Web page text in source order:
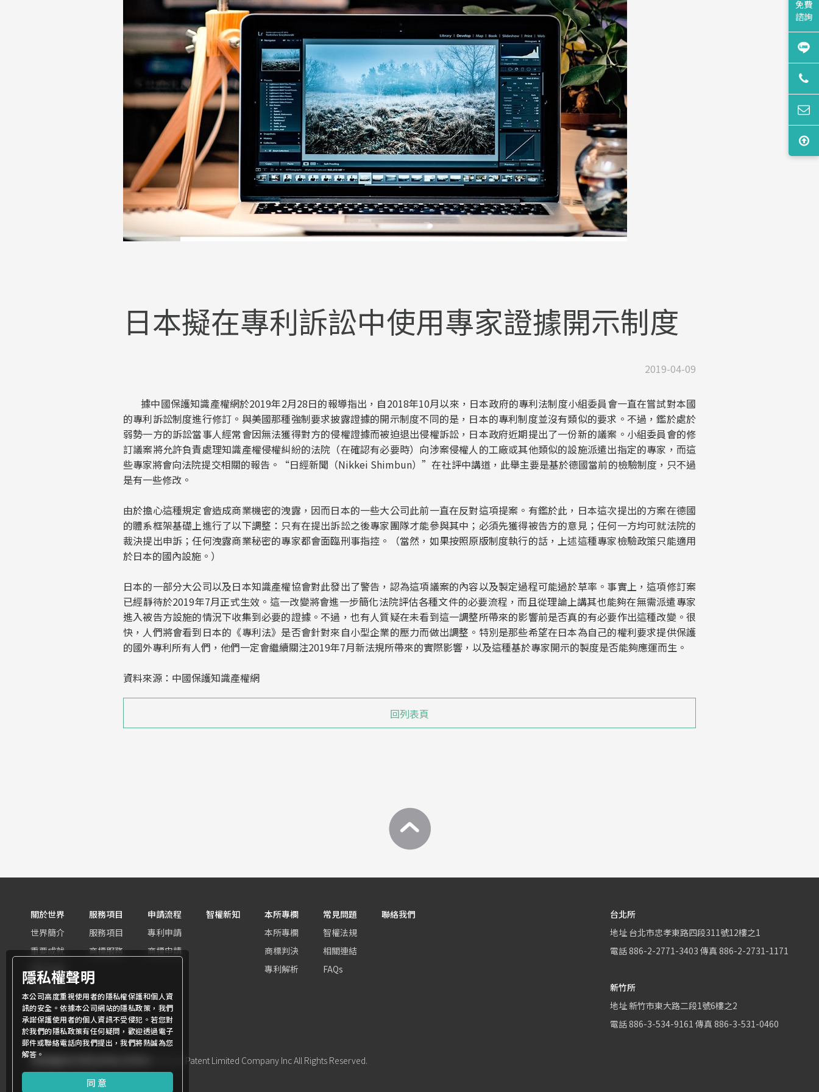
日本擬在專利訴訟中使用專家證據開示制度
2019-04-09
據中國保護知識產權網於2019年2月28日的報導指出，自2018年10月以來，日本政府的專利法制度小組委員會一直在嘗試對本國
的專利訴訟制度進行修訂。與美國那種強制要求披露證據的開示制度不同的是，日本的專利制度並沒有類似的要求。不過，鑑於處於
弱勢一方的訴訟當事人經常會因無法獲得對方的侵權證據而被迫退出侵權訴訟，日本政府近期提出了一份新的議案。小組委員會的修
訂議案將允許負責處理知識產權侵權糾紛的法院（在確認有必要時）向涉案侵權人的工廠或其他類似的設施派遣出指定的專家，而這
些專家將會向法院提交相關的報告。“日經新聞（Nikkei Shimbun）”在社評中講道，此舉主要是基於德國當前的檢驗制度，只不過
是有一些修改。
由於擔心這種規定會造成商業機密的洩露，因而日本的一些大公司此前一直在反對這項提案。有鑑於此，日本這次提出的方案在德國
的體系框架基礎上進行了以下調整：只有在提出訴訟之後專家團隊才能參與其中；必須先獲得被告方的意見；任何一方均可就法院的
裁決提出申訴；任何洩露商業秘密的專家都會面臨刑事指控。（當然，如果按照原版制度執行的話，上述這種專家檢驗政策只能適用
於日本的國內設施。）
日本的一部分大公司以及日本知識產權協會對此發出了警告，認為這項議案的內容以及製定過程可能過於草率。事實上，這項修訂案
已經靜待於2019年7月正式生效。這一改變將會進一步簡化法院評估各種文件的必要流程，而且從理論上講其也能夠在無需派遣專家
進入被告方設施的情況下收集到必要的證據。不過，也有人質疑在未看到這一調整所帶來的影響前是否真的有必要作出這種改變。很
快，人們將會看到日本的《專利法》是否會針對來自小型企業的壓力而做出調整。特別是那些希望在日本為自己的權利要求提供保護
的國外專利所有人們，他們一定會繼續關注2019年7月新法規所帶來的實際影響，以及這種基於專家開示的製度是否能夠應運而生。
資料來源：中國保護知識產權網
回列表頁
關於世界
世界簡介
重要成就
團隊組織
世界客群
服務項目
服務項目
商標服務
申請流程
專利申請
商標申請
智權新知
本所專欄
本所專欄
商標判決
專利解析
常見問題
智權法規
相關連結
FAQs
聯絡我們
台北所
地址 台北市忠孝東路四段311號12樓之1
電話886-2-2771-3403 傳真 886-2-2731-1171
新竹所
地址新竹市東大路二段1號6樓之2
電話886-3-534-9161 傳真 886-3-531-0460
商標權屬世界專利有限公司所有
© World Patent Limited Company Inc All Rights Reserved.
Design by Julyinfo.
免費
諮詢
隱私權聲明
本公司高度重視使用者的隱私權保護和個人資
訊的安全。依據本公司網站的隱私政策，我們
承諾保護使用者的個人資訊不受侵犯。若您對
於我們的隱私政策有任何疑問，歡迎透過電子
郵件或聯絡電話向我們提出，我們將熱誠為您
解答。
同意